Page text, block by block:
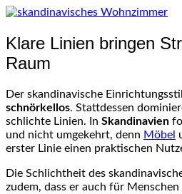
Klare Linien bringen
Raum
Der skandinavische
schnörkellos. Stattdessen
schlichte Linien. In Skandinavien
und nicht umgekehrt, denn Möbel
erster Linie einen praktischen
Die Schlichtheit des
zudem, dass er auch für